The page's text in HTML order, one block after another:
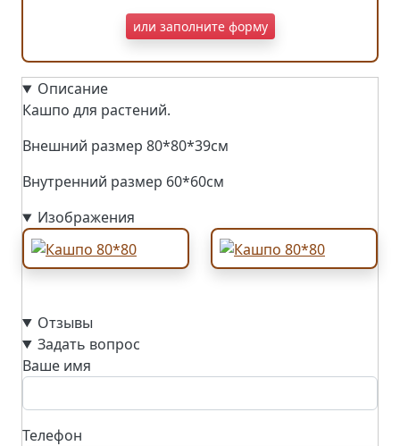
или заполните форму
Описание
Кашпо для растений.
Внешний размер 80*80*39см
Внутренний размер 60*60см
Изображения
Отзывы
Задать вопрос
Ваше имя
Телефон